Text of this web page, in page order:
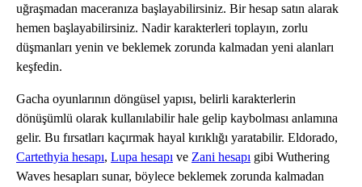
uğraşmadan maceranıza başlayabilirsiniz. Bir hesap satın alarak
hemen başlayabilirsiniz. Nadir karakterleri toplayın, zorlu
düşmanları yenin ve beklemek zorunda kalmadan yeni alanları
keşfedin.
Gacha oyunlarının döngüsel yapısı, belirli karakterlerin
dönüşümlü olarak kullanılabilir hale gelip kaybolması anlamına
gelir. Bu fırsatları kaçırmak hayal kırıklığı yaratabilir. Eldorado,
Cartethyia hesapı, Lupa hesapı ve Zani hesapı gibi Wuthering
Waves hesapları sunar, böylece beklemek zorunda kalmadan